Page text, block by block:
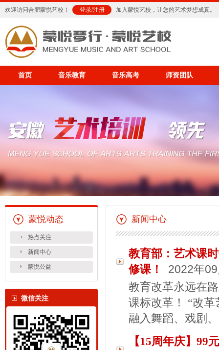
欢迎访问合肥蒙悦艺校！ 登录/注册 加入蒙悦艺校，让您的艺术梦想成真。
首页 音乐教育 音乐高考 师资团队
蒙悦动态
热点关注
新闻中心
蒙悦公益
微信关注
新闻中心
教育部：艺术课
修课！
2022年
教育改革永远在
课标改革！ “改
融入舞蹈、戏剧
【15周年庆】99